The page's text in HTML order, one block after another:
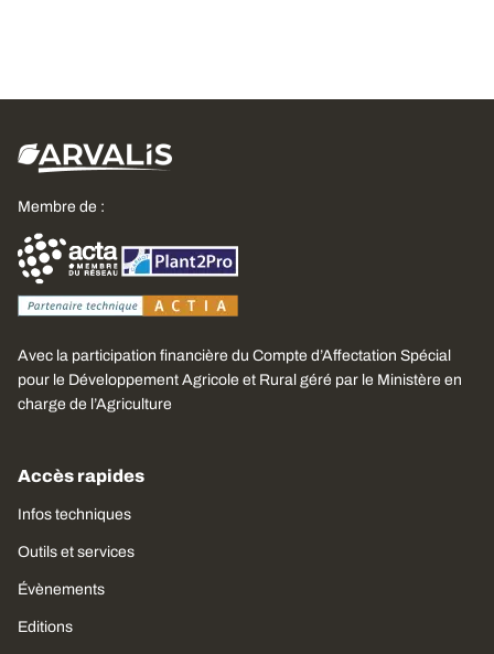
Membre de :
Avec la participation financière du Compte d’Affectation Spécial
pour le Développement Agricole et Rural géré par le Ministère en
charge de l’Agriculture
Accès rapides
Infos techniques
Outils et services
Évènements
Editions